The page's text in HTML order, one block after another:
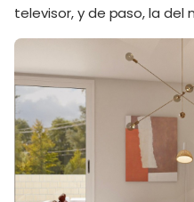
televisor, y de paso, la del